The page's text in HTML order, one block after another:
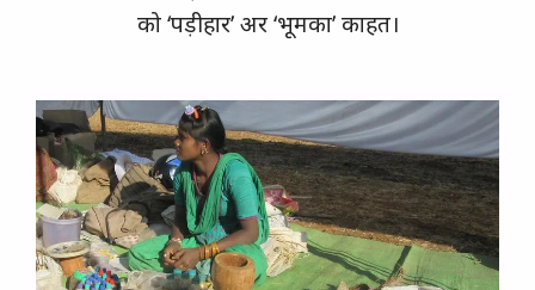
को ‘पड़ीहार’ अर ‘भूमका’ काहत।